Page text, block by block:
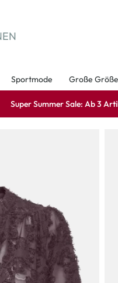
Sportmode Große
Super Summer Sale: Ab 3